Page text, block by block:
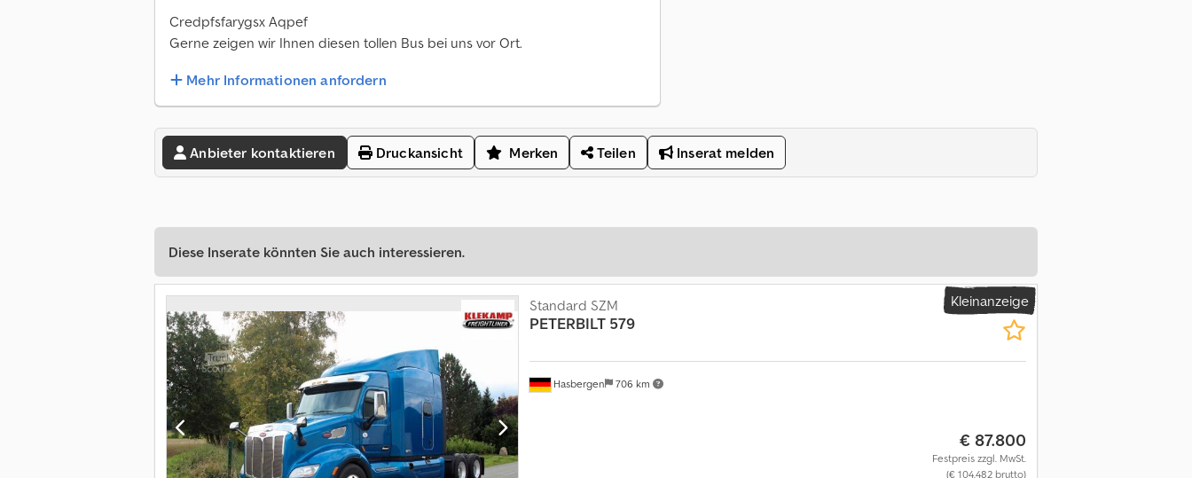
Credpfsfarygsx Aqpef
Gerne zeigen wir Ihnen diesen tollen Bus bei uns vor Ort.
Mehr Informationen anfordern
Anbieter kontaktieren Druckansicht Merken Teilen Inserat melden
Diese Inserate könnten Sie auch interessieren.
Kleinanzeige
Hasbergen 706 km
Standard SZM
PETERBILT 579
€ 87.800
Festpreis zzgl. MwSt.
(€ 104.482 brutto)